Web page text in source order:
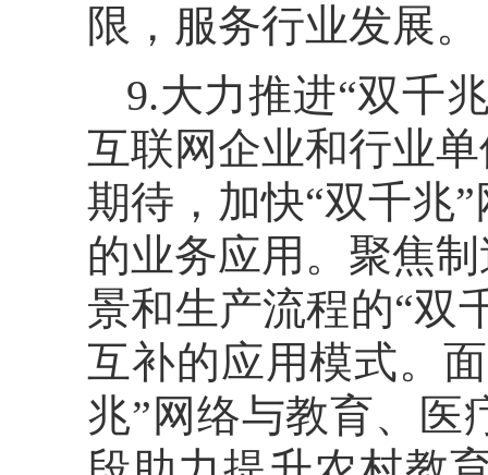
限，服务行业发展。
9.大力推进“双千
互联网企业和行业
期待，加快“双千兆
的业务应用。聚焦
景和生产流程的“双
互补的应用模式。
兆”网络与教育、医